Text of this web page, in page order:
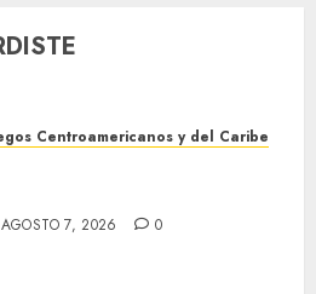
Centroamericanos y del Caribe
AGOSTO 7, 2026 0